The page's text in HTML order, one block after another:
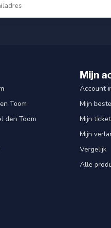
Toom
den Toom
Mijn
Account
Mijn
Mijn
Mijn
Vergelijk
Alle